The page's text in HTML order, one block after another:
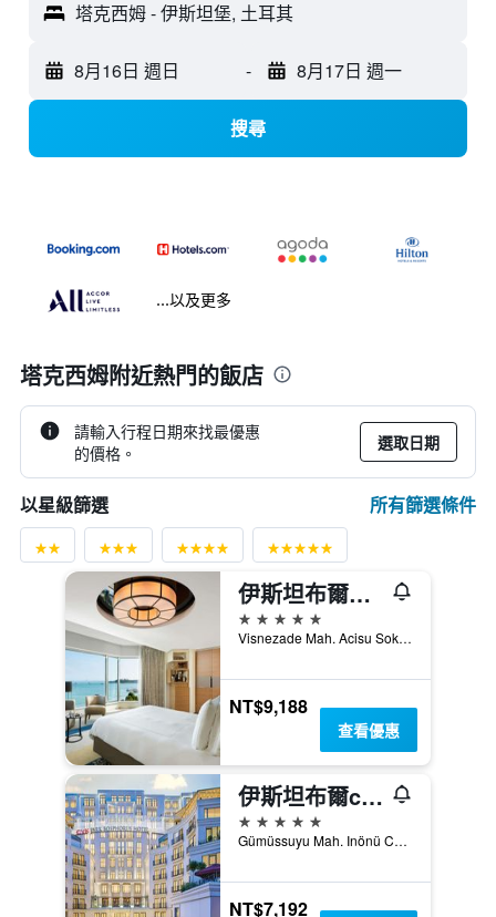
塔克西姆 - 伊斯坦堡, 土耳其
8月16日 週日 - 8月17日 週一
搜尋
...以及更多
塔克西姆附近熱門的飯店
請輸入行程日期來找最優惠
的價格。
選取日期
以星級篩選 所有篩選條件
伊斯坦布爾博斯普魯斯瑞士酒店
5星級
Visnezade Mah. Acisu Sok. NO. 19, 伊斯坦堡, 土耳其
NT$9,188
查看優惠
伊斯坦布爾cvk公園博斯普魯斯酒店
5星級
Gümüssuyu Mah. Inönü Cad. No:8, 伊斯坦堡, 土耳其
NT$7,192